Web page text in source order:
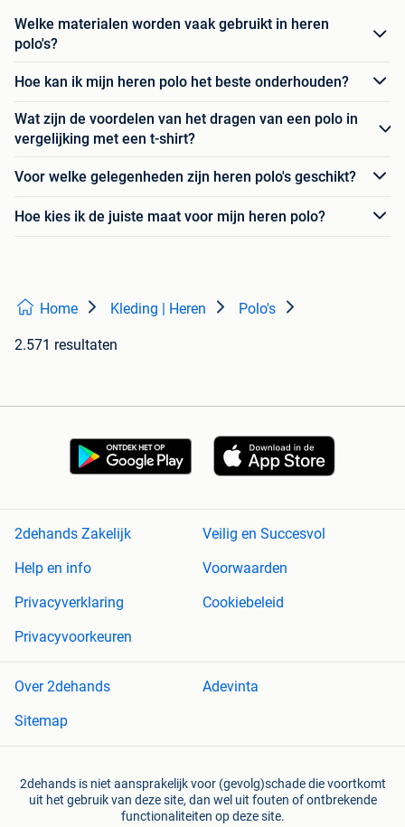
Welke materialen worden vaak gebruikt in heren
polo's?
Hoe kan ik mijn heren polo het beste onderhouden?
Wat zijn de voordelen van het dragen van een polo in
vergelijking met een t-shirt?
Voor welke gelegenheden zijn heren polo's geschikt?
Hoe kies ik de juiste maat voor mijn heren polo?
Home Kleding | Heren Polo's
2.571 resultaten
2dehands Zakelijk
Veilig en Succesvol
Help en info
Voorwaarden
Privacyverklaring
Cookiebeleid
Privacyvoorkeuren
Over 2dehands
Adevinta
Sitemap
2dehands is niet aansprakelijk voor (gevolg)schade die voortkomt
uit het gebruik van deze site, dan wel uit fouten of ontbrekende
functionaliteiten op deze site.